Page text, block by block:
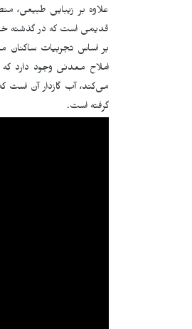
علاوه بر زیبایی طبیعی،
قدیمی است که در گذشته
بر اساس تجربیات
املاح معدنی وجود دارد
می‌کند، آب گازدار آن
گرفته است.